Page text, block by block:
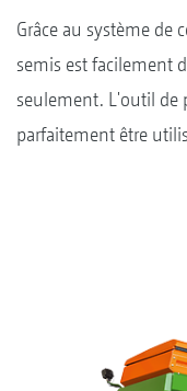
Grâce au système de
semis est facilement
seulement. L'outil de
parfaitement être